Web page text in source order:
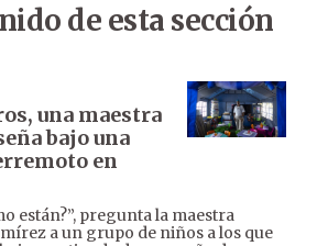
de esta sección
una maestra
bajo una
en
están?”, pregunta la maestra
a un grupo de niños a los que